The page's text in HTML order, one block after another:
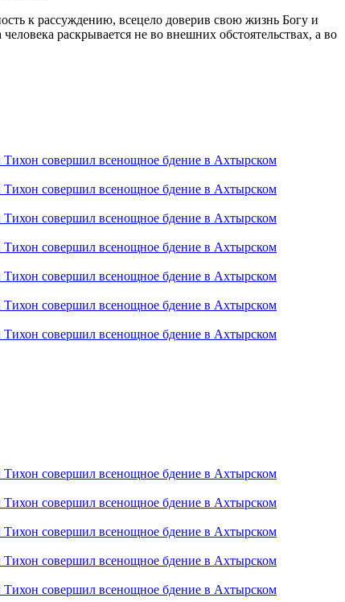
к рассуждению, всецело доверив свою жизнь Богу и
раскрывается не во внешних обстоятельствах, а во